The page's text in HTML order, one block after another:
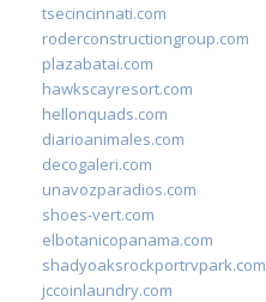
tsecincinnati.com
roderconstructiongroup.com
plazabatai.com
hawkscayresort.com
hellonquads.com
diarioanimales.com
decogaleri.com
unavozparadios.com
shoes-vert.com
elbotanicopanama.com
shadyoaksrockportrvpark.com
jccoinlaundry.com